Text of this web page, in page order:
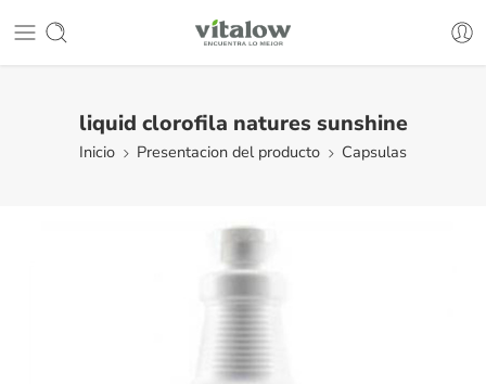
liquid clorofila natures sunshine
Inicio Presentacion del producto Capsulas